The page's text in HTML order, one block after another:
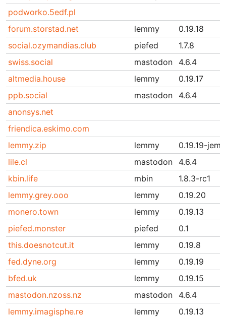
podworko.5edf.pl
forum.storstad.net
lemmy
0.19.18
social.ozymandias.club
piefed
1.7.8
swiss.social
mastodon
4.6.4
altmedia.house
lemmy
0.19.17
ppb.social
mastodon
4.6.4
anonsys.net
friendica.eskimo.com
lemmy.zip
lemmy
0.19.19-
lile.cl
mastodon
4.6.4
kbin.life
mbin
1.8.3-rc1
lemmy.grey.ooo
lemmy
0.19.20
monero.town
lemmy
0.19.13
piefed.monster
piefed
0.1
this.doesnotcut.it
lemmy
0.19.8
fed.dyne.org
lemmy
0.19.19
bfed.uk
lemmy
0.19.15
mastodon.nzoss.nz
mastodon
4.6.4
lemmy.imagisphe.re
lemmy
0.19.13